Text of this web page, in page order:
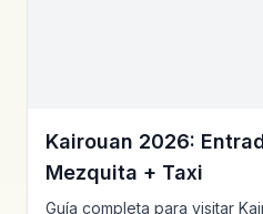
Kairouan 2026:
Mezquita + Taxi
Guía completa para visitar